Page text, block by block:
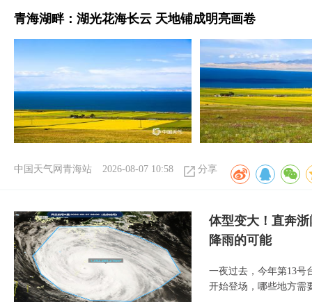
青海湖畔：湖光花海长云 天地铺成明亮画卷
中国天气网青海站 2026-08-07 10:58 分享
体型变大！直奔
降雨的可能
一夜过去，今年第13号
开始登场，哪些地方需